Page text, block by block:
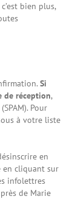
bien plus,
Si
de réception,
Pour
à votre liste
en
en cliquant sur
infolettres
de Marie